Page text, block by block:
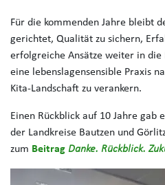
Für die kommenden Jahre bleibt
gerichtet, Qualität zu sichern,
erfolgreiche Ansätze weiter in die
eine lebenslagensensible Praxis
Kita-Landschaft zu verankern.
Einen Rückblick auf 10 Jahre gab
der Landkreise Bautzen und
zum Beitrag Danke. Rückblick.